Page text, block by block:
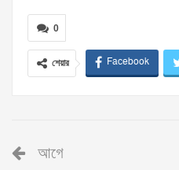
0
শেয়ার Facebook
আগে